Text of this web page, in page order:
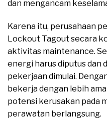
dan mengancam
Karena itu, perusahaan
Lockout Tagout secara
aktivitas maintenance.
energi harus diputus dan
pekerjaan dimulai.
bekerja dengan lebih
potensi kerusakan pada
perawatan berlangsung.